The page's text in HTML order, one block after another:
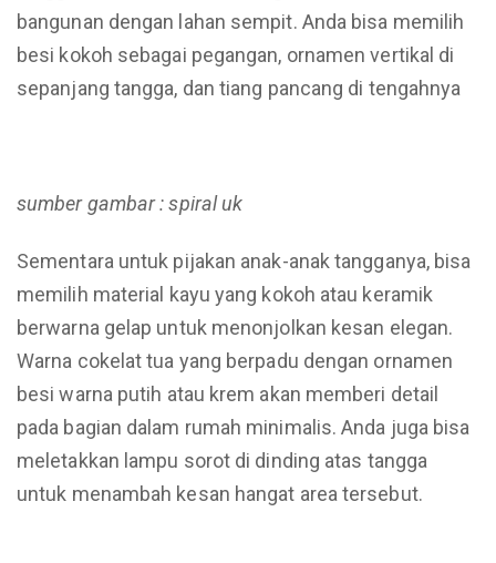
bangunan dengan lahan sempit. Anda bisa memilih
besi kokoh sebagai pegangan, ornamen vertikal di
sepanjang tangga, dan tiang pancang di tengahnya
sumber gambar : spiral uk
Sementara untuk pijakan anak-anak tangganya, bisa
memilih material kayu yang kokoh atau keramik
berwarna gelap untuk menonjolkan kesan elegan.
Warna cokelat tua yang berpadu dengan ornamen
besi warna putih atau krem akan memberi detail
pada bagian dalam rumah minimalis. Anda juga bisa
meletakkan lampu sorot di dinding atas tangga
untuk menambah kesan hangat area tersebut.